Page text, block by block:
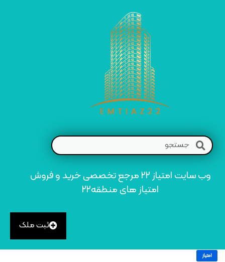
وب سایت امتیاز 22 مرجع تخصصی خرید و فروش
امتیاز های منطقه22
ثبت ملک
امتیاز